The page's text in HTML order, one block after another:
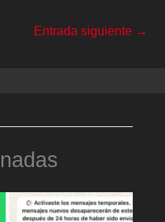
Entrada siguiente →